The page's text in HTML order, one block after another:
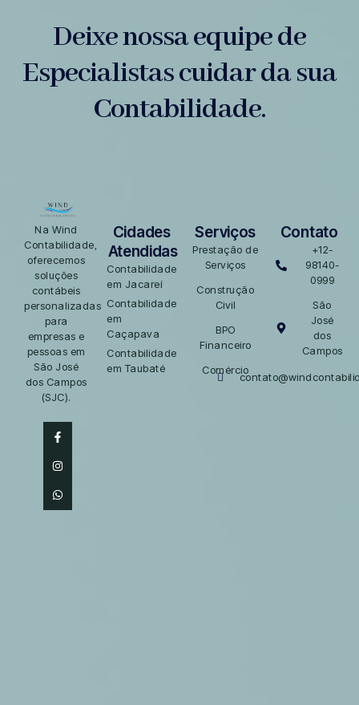
Deixe nossa equipe de
Especialistas cuidar da sua
Contabilidade.
Na Wind
Contabilidade,
oferecemos
soluções
contábeis
personalizadas
para
empresas e
pessoas em
São José
dos Campos
(SJC).
Cidades
Atendidas
Contabilidade
em Jacareí
Contabilidade
em
Caçapava
Contabilidade
em Taubaté
Serviços
Prestação de
Serviços
Construção
Civil
BPO
Financeiro
Comércio
Contato
+12-
98140-
0999
São
José
dos
Campos